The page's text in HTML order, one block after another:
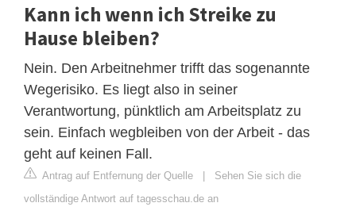
Kann ich wenn ich Streike zu
Hause bleiben?
Nein. Den Arbeitnehmer trifft das sogenannte
Wegerisiko. Es liegt also in seiner
Verantwortung, pünktlich am Arbeitsplatz zu
sein. Einfach wegbleiben von der Arbeit - das
geht auf keinen Fall.
Antrag auf Entfernung der Quelle | Sehen Sie sich die
vollständige Antwort auf tagesschau.de an